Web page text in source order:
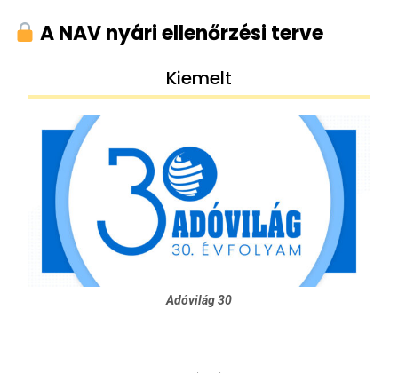
A NAV nyári ellenőrzési terve
Kiemelt
Adóvilág 30